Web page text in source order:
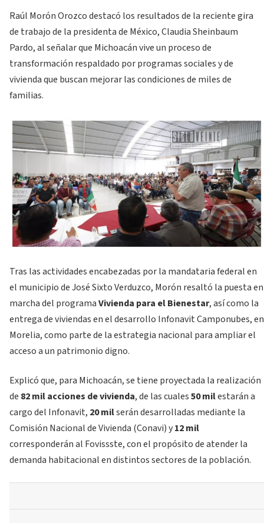
Raúl Morón Orozco destacó los resultados de la reciente gira
de trabajo de la presidenta de México, Claudia Sheinbaum
Pardo, al señalar que Michoacán vive un proceso de
transformación respaldado por programas sociales y de
vivienda que buscan mejorar las condiciones de miles de
familias.
Tras las actividades encabezadas por la mandataria federal en
el municipio de José Sixto Verduzco, Morón resaltó la puesta en
marcha del programaVivienda para el Bienestar, así como la
entrega de viviendas en el desarrollo Infonavit Camponubes, en
Morelia, como parte de la estrategia nacional para ampliar el
acceso a un patrimonio digno.
Explicó que, para Michoacán, se tiene proyectada la realización
de 82 mil acciones de vivienda, de las cuales50 milestarán a
cargo del Infonavit, 20 milserán desarrolladas mediante la
Comisión Nacional de Vivienda (Conavi) y12 mil
corresponderán al Fovissste, con el propósito de atender la
demanda habitacional en distintos sectores de la población.